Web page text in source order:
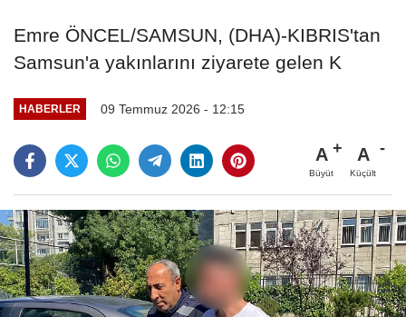
Emre ÖNCEL/SAMSUN, (DHA)-KIBRIS'tan
Samsun'a yakınlarını ziyarete gelen K
HABERLER 09 Temmuz 2026 - 12:15
A
Büyüt
A
Küçült